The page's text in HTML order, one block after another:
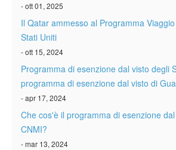
- ott 01, 2025
Il Qatar ammesso al Programma
Stati Uniti
- ott 15, 2024
Programma di esenzione dal visto degli
programma di esenzione dal visto di
- apr 17, 2024
Che cos'è il programma di esenzione
CNMI?
- mar 13, 2024